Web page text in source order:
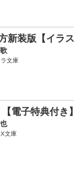
新装版【イラス
文庫
電子特典付き】
文庫